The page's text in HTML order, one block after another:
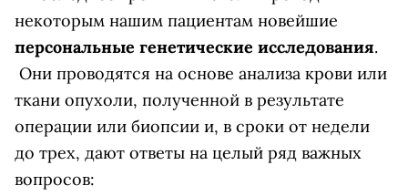
некоторым нашим пациентам новейшие
персональные генетические исследования.
Они проводятся на основе анализа крови или
ткани опухоли, полученной в результате
операции или биопсии и, в сроки от недели
до трех, дают ответы на целый ряд важных
вопросов: